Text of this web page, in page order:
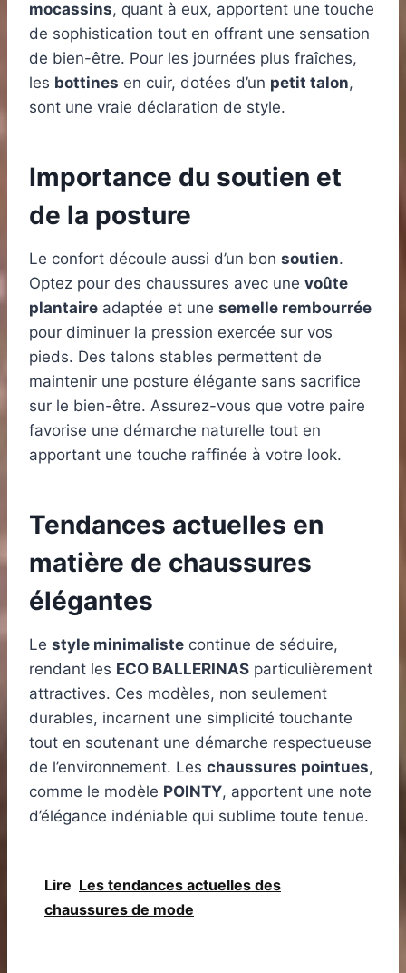
mocassins, quant à eux, apportent une touche
de sophistication tout en offrant une sensation
de bien-être. Pour les journées plus fraîches,
les bottines en cuir, dotées d’un petit talon,
sont une vraie déclaration de style.
Importance du soutien et
de la posture
Le confort découle aussi d’un bon soutien.
Optez pour des chaussures avec une voûte
plantaire adaptée et une semelle rembourrée
pour diminuer la pression exercée sur vos
pieds. Des talons stables permettent de
maintenir une posture élégante sans sacrifice
sur le bien-être. Assurez-vous que votre paire
favorise une démarche naturelle tout en
apportant une touche raffinée à votre look.
Tendances actuelles en
matière de chaussures
élégantes
Le style minimaliste continue de séduire,
rendant les ECO BALLERINAS particulièrement
attractives. Ces modèles, non seulement
durables, incarnent une simplicité touchante
tout en soutenant une démarche respectueuse
de l’environnement. Les chaussures pointues,
comme le modèle POINTY, apportent une note
d’élégance indéniable qui sublime toute tenue.
Lire Les tendances actuelles des
chaussures de mode